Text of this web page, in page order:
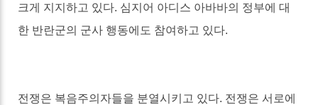
크게 지지하고 있다. 심지어 아디스 아바바의 정부에 대
한 반란군의 군사 행동에도 참여하고 있다.
전쟁은 복음주의자들을 분열시키고 있다. 전쟁은 서로에